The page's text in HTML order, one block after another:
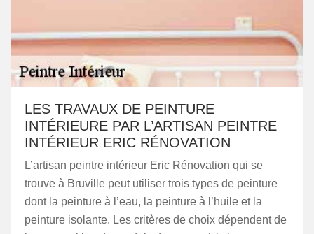
LES TRAVAUX DE PEINTURE
INTÉRIEURE PAR L’ARTISAN PEINTRE
INTÉRIEUR ERIC RÉNOVATION
L’artisan peintre intérieur Eric Rénovation qui se
trouve à Bruville peut utiliser trois types de peinture
dont la peinture à l’eau, la peinture à l’huile et la
peinture isolante. Les critères de choix dépendent de